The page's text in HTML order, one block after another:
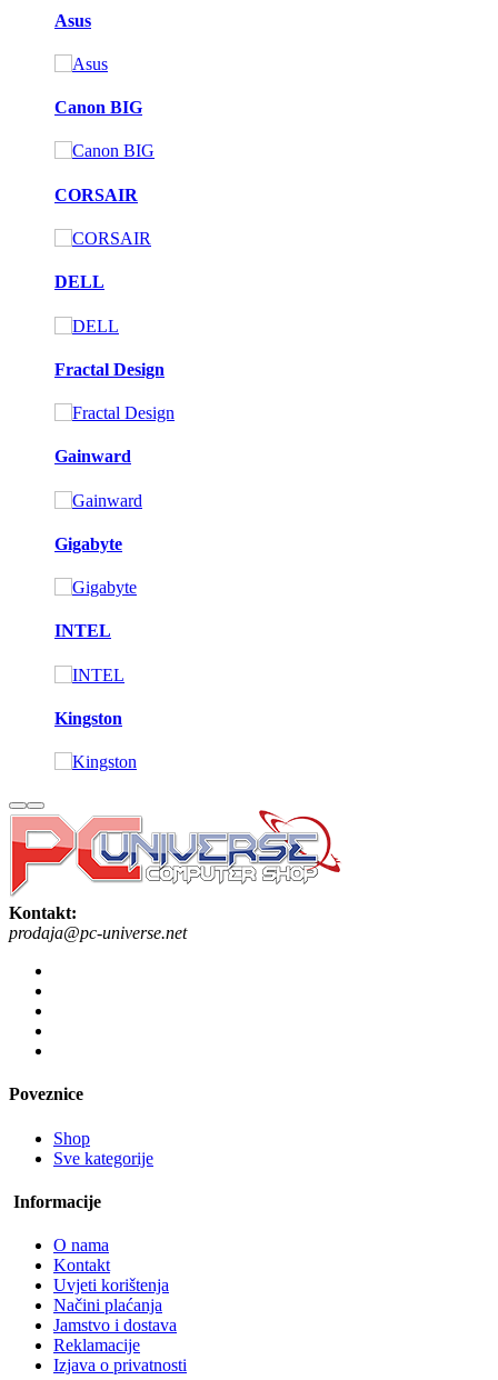
Asus
Canon BIG
CORSAIR
DELL
Fractal Design
Gainward
Gigabyte
INTEL
Kingston
Kontakt:
prodaja@pc-universe.net
Poveznice
Shop
Sve kategorije
Informacije
O nama
Kontakt
Uvjeti korištenja
Načini plaćanja
Jamstvo i dostava
Reklamacije
Izjava o privatnosti